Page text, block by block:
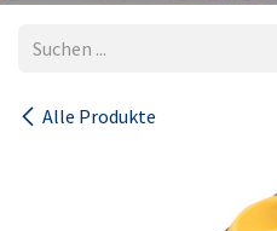
Alle Produkte